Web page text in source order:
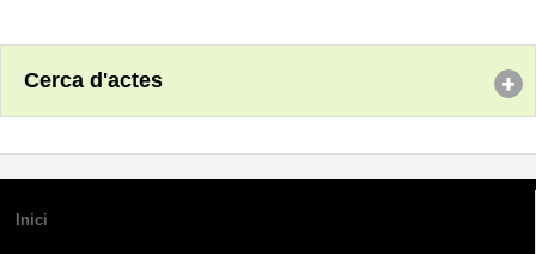
Cerca d'actes
Inici